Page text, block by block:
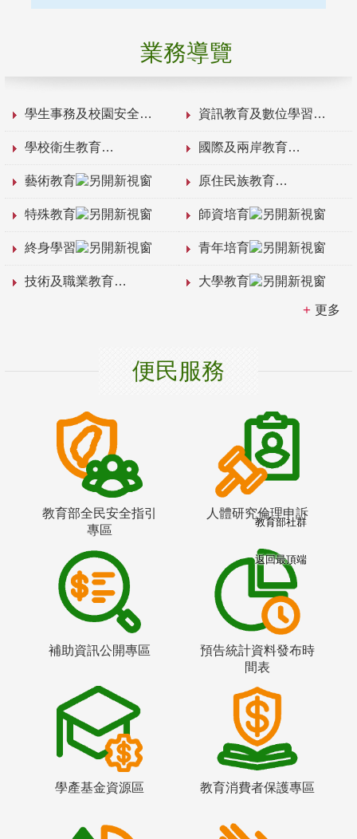
業務導覽
學生事務及校園安全 資訊教育及數位學習
學校衛生教育 國際及兩岸教育
藝術教育 原住民族教育
特殊教育 師資培育
終身學習 青年培育
技術及職業教育 大學教育
更多
便民服務
教育部全民安全指引
專區
人體研究倫理申訴
補助資訊公開專區
預告統計資料發布時
間表
學產基金資源區 教育消費者保護專區
教育部社群
返回最頂端